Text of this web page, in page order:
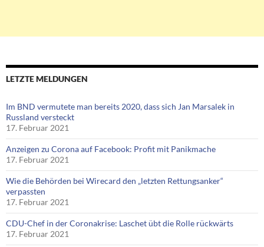
LETZTE MELDUNGEN
Im BND vermutete man bereits 2020, dass sich Jan Marsalek in
Russland versteckt
17. Februar 2021
Anzeigen zu Corona auf Facebook: Profit mit Panikmache
17. Februar 2021
Wie die Behörden bei Wirecard den „letzten Rettungsanker“
verpassten
17. Februar 2021
CDU-Chef in der Coronakrise: Laschet übt die Rolle rückwärts
17. Februar 2021